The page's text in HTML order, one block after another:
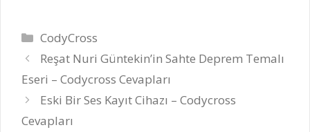
Kategoriler
CodyCross
Reşat Nuri Güntekin’in Sahte Deprem Temalı
Eseri – Codycross Cevapları
Eski Bir Ses Kayıt Cihazı – Codycross
Cevapları